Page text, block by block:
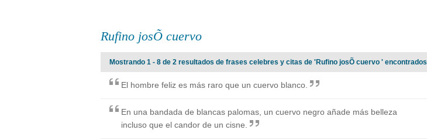
Rufino josÕ cuervo
Mostrando 1 - 8 de 2 resultados de frases celebres y citas de 'Rufino josÕ cuervo ' encontrados
El hombre feliz es más raro que un cuervo blanco.
En una bandada de blancas palomas, un cuervo negro añade más belleza
incluso que el candor de un cisne.